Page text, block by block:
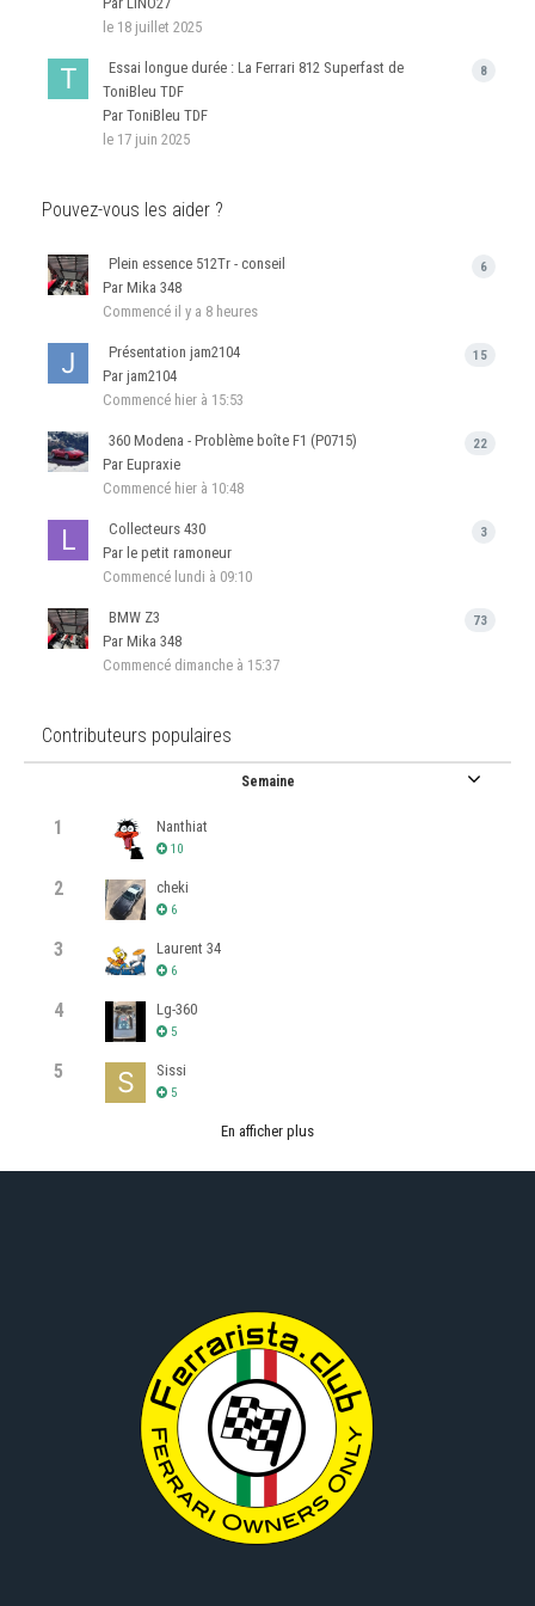
le 18 juillet 2025
8
Essai longue durée : La Ferrari 812 Superfast de
ToniBleu TDF
Par ToniBleu TDF
le 17 juin 2025
Pouvez-vous les aider ?
6
Plein essence 512Tr - conseil
Par Mika 348
Commencé il y a 8 heures
15
Présentation jam2104
Par jam2104
Commencé hier à 15:53
22
360 Modena - Problème boîte F1 (P0715)
Par Eupraxie
Commencé hier à 10:48
3
Collecteurs 430
Par le petit ramoneur
Commencé lundi à 09:10
73
BMW Z3
Par Mika 348
Commencé dimanche à 15:37
Contributeurs populaires
Semaine
1 Nanthiat
10
2 cheki
6
3 Laurent 34
6
4 Lg-360
5
5 Sissi
5
En afficher plus